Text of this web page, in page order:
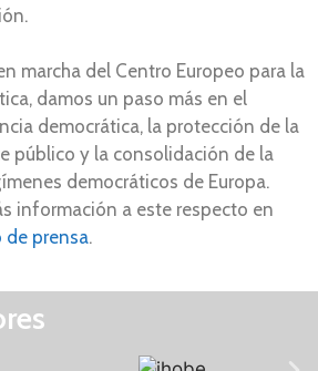
marcha del Centro Europeo para la
damos un paso más en el
democrática, la protección de la
público y la consolidación de la
democráticos de Europa.
información a este respecto en
de prensa.